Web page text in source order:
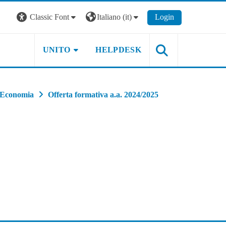
Classic Font
Italiano ‎(it)‎ Login
UNITO HELPDESK
Economia Offerta formativa a.a. 2024/2025